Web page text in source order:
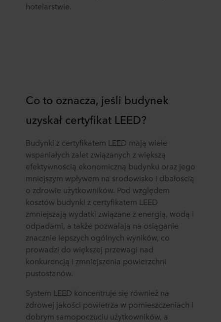
hotelarstwie.
Co to oznacza, jeśli budynek
uzyskał certyfikat LEED?
Budynki z certyfikatem LEED mają wiele
wspaniałych zalet związanych z większą
efektywnością ekonomiczną budynku oraz jego
mniejszym wpływem na środowisko i dbałością
o zdrowie użytkowników. Pod względem
kosztów budynki z certyfikatem LEED
zmniejszają wydatki związane z energią, wodą i
odpadami, a także pozwalają na osiąganie
znacznie lepszych ogólnych wyników, co
prowadzi do większej przewagi nad
konkurencją i zmniejszenia powierzchni
pustostanów.
System LEED koncentruje się również na
zdrowej jakości powietrza w pomieszczeniach i
dobrym samopoczuciu użytkowników, a